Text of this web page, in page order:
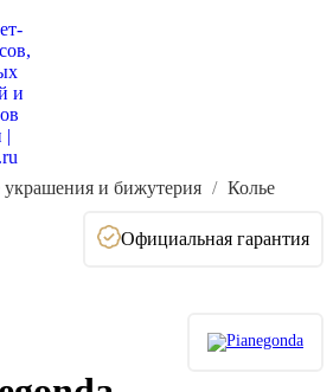
и бижутерия Колье
Официальная гарантия